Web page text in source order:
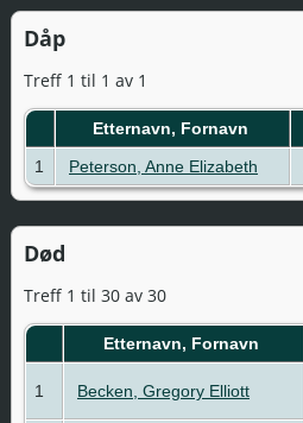
Dåp
Treff 1 til 1 av 1
Etternavn, Fornavn
1
Peterson, Anne Elizabeth
Død
Treff 1 til 30 av 30
Etternavn, Fornavn
1 Becken, Gregory Elliott